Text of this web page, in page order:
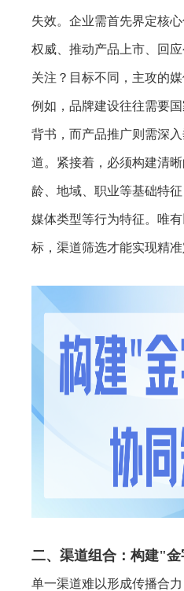
失效。企业需首先界定核
权威、推动产品上市、回
关注？目标不同，主攻的
例如，品牌建设往往需要
背书，而产品推广则需深
道。紧接着，必须构建清
龄、地域、职业等基础特
媒体类型等行为特征。唯
标，渠道筛选才能实现精准
二、渠道组合：构建"
单一渠道难以形成传播合